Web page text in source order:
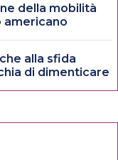
della mobilità
americano
alla sfida
di dimenticare